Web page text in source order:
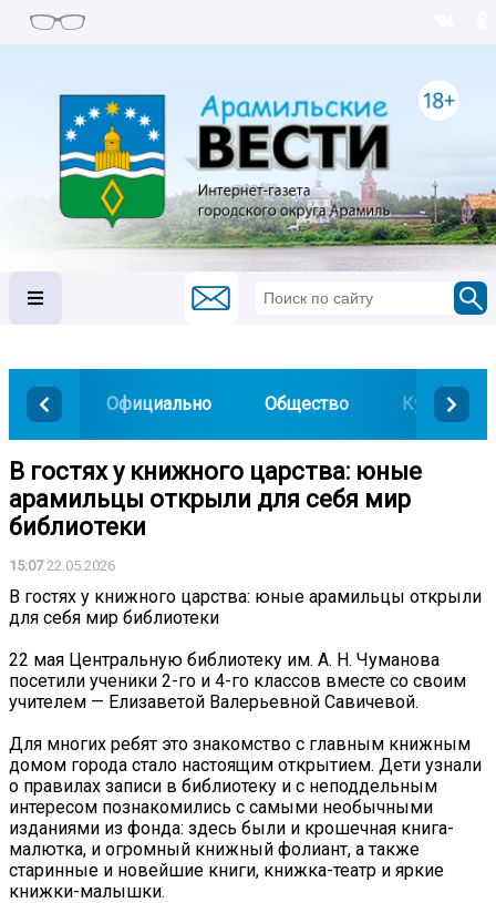
Официально Общество Культура
В гостях у книжного царства: юные
арамильцы открыли для себя мир
библиотеки
15:0722.05.2026
В гостях у книжного царства: юные арамильцы открыли
для себя мир библиотеки
22 мая Центральную библиотеку им. А. Н. Чуманова
посетили ученики 2-го и 4-го классов вместе со своим
учителем — Елизаветой Валерьевной Савичевой.
Для многих ребят это знакомство с главным книжным
домом города стало настоящим открытием. Дети узнали
о правилах записи в библиотеку и с неподдельным
интересом познакомились с самыми необычными
изданиями из фонда: здесь были и крошечная книга-
малютка, и огромный книжный фолиант, а также
старинные и новейшие книги, книжка-театр и яркие
книжки-малышки.